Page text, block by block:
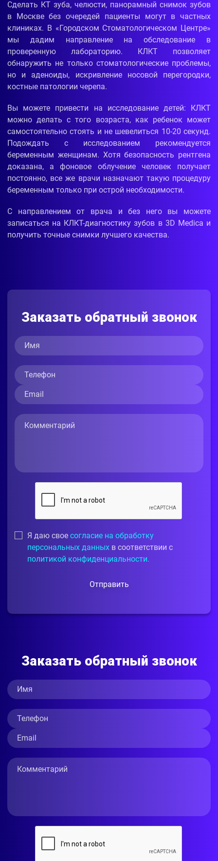
Сделать КТ зуба, челюсти, панорамный снимок зубов
в Москве без очередей пациенты могут в частных
клиниках. В «Городском Стоматологическом Центре»
мы дадим направление на обследование в
проверенную лабораторию. КЛКТ позволяет
обнаружить не только стоматологические проблемы,
но и аденоиды, искривление носовой перегородки,
костные патологии черепа.
Вы можете привести на исследование детей: КЛКТ
можно делать с того возраста, как ребенок может
самостоятельно стоять и не шевелиться 10-20 секунд.
Подождать с исследованием рекомендуется
беременным женщинам. Хотя безопасность рентгена
доказана, а фоновое облучение человек получает
постоянно, все же врачи назначают такую процедуру
беременным только при острой необходимости.
С направлением от врача и без него вы можете
записаться на КЛКТ-диагностику зубов в 3D Medica и
получить точные снимки лучшего качества.
Заказать обратный звонок
Я даю свое согласие на обработку
персональных данных в соответствии с
политикой конфиденциальности.
Отправить
Заказать обратный звонок